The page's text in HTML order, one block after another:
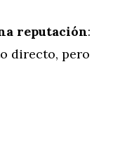
reputación:
directo, pero